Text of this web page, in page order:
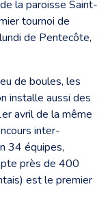
la paroisse Saint-
tournoi de
de Pentecôte,
de boules, les
installe aussi des
avril de la même
inter-
34 équipes,
près de 400
est le premier